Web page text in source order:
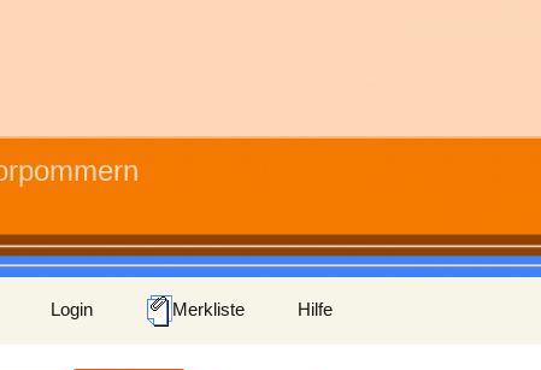
Login Merkliste Hilfe